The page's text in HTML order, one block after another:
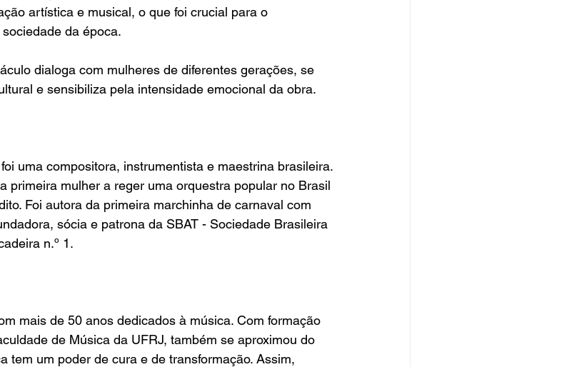
artística e musical, o que foi crucial para o
da época.
dialoga com mulheres de diferentes gerações, se
e sensibiliza pela intensidade emocional da obra.
uma compositora, instrumentista e maestrina brasileira.
primeira mulher a reger uma orquestra popular no Brasil
Foi autora da primeira marchinha de carnaval com
sócia e patrona da SBAT - Sociedade Brasileira
n.º 1.
mais de 50 anos dedicados à música. Com formação
de Música da UFRJ, também se aproximou do
tem um poder de cura e de transformação. Assim,